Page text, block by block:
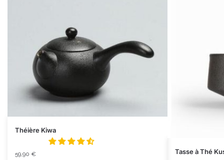
Théière Kiwa
59,90 € Tasse à Thé